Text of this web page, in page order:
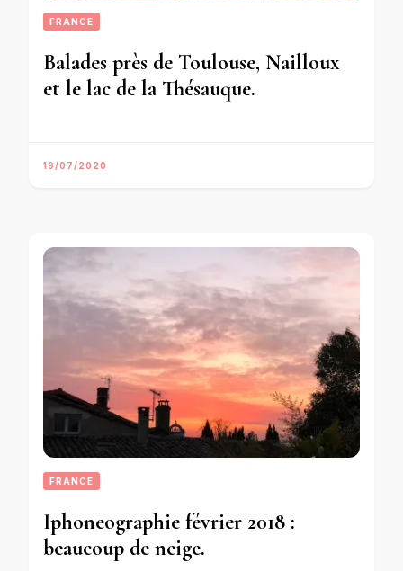
FRANCE
Balades près de Toulouse, Nailloux
et le lac de la Thésauque.
19/07/2020
FRANCE
Iphoneographie février 2018 :
beaucoup de neige.